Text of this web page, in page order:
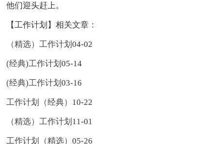
他们迎头赶上。
【工作计划】相关文章：
（精选）工作计划04-02
(经典)工作计划05-14
(经典)工作计划03-16
工作计划（经典） 10-22
（精选）工作计划 11-01
工作计划（精选）05-26